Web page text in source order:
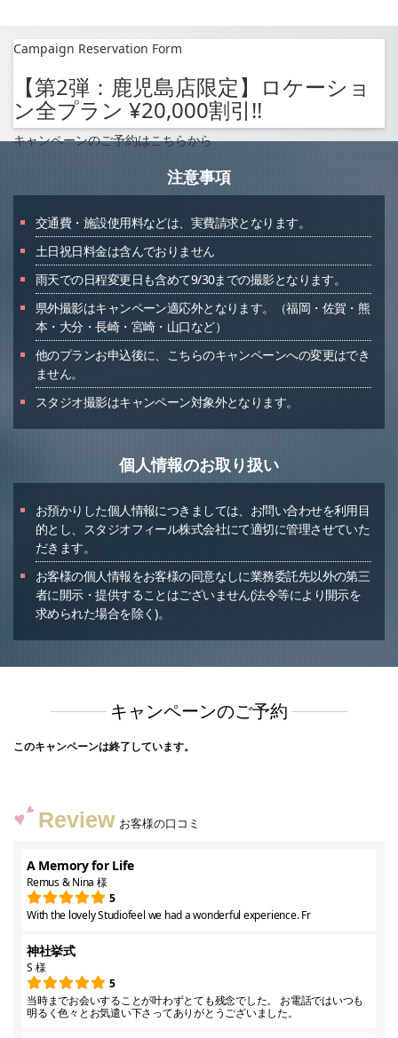
Campaign Reservation Form
【第2弾：鹿児島店限定】ロケーショ
ン全プラン ¥20,000割引!!
キャンペーンのご予約はこちらから
注意事項
交通費・施設使用料などは、実費請求となります。
土日祝日料金は含んでおりません
雨天での日程変更日も含めて9/30までの撮影となります。
県外撮影はキャンペーン適応外となります。（福岡・佐賀・熊
本・大分・長崎・宮崎・山口など）
他のプランお申込後に、こちらのキャンペーンへの変更はでき
ません。
スタジオ撮影はキャンペーン対象外となります。
個人情報のお取り扱い
お預かりした個人情報につきましては、お問い合わせを利用目
的とし、スタジオフィール株式会社にて適切に管理させていた
だきます。
お客様の個人情報をお客様の同意なしに業務委託先以外の第三
者に開示・提供することはございません(法令等により開示を
求められた場合を除く)。
キャンペーンのご予約
このキャンペーンは終了しています。
Review お客様の口コミ
A Memory for Life
Remus & Nina 様
5
With the lovely Studiofeel we had a wonderful experience. Fr
神社挙式
S 様
5
当時までお会いすることが叶わずとても残念でした。 お電話ではいつも
明るく色々とお気遣い下さってありがとうございました。